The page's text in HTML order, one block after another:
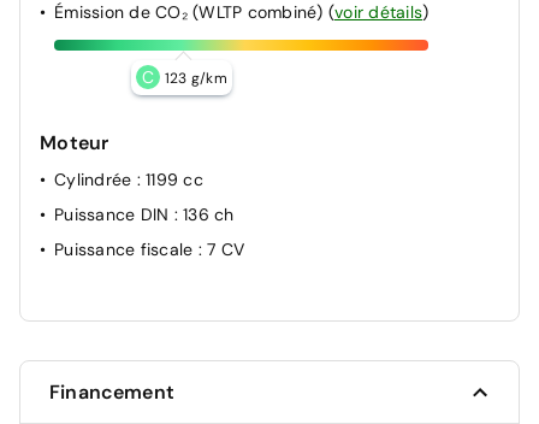
Émission de CO₂ (WLTP combiné) (voir détails)
C 123 g/km
Moteur
Cylindrée : 1199 cc
Puissance DIN : 136 ch
Puissance fiscale : 7 CV
Financement